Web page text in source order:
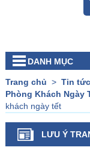
DANH MỤC
Trang chủ > Tin tức
Phòng Khách Ngày
khách ngày tết
LƯU Ý